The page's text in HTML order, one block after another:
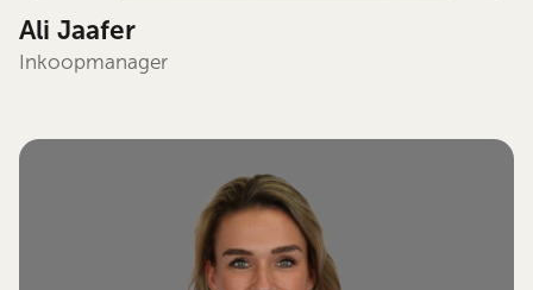
Ali Jaafer
Inkoopmanager